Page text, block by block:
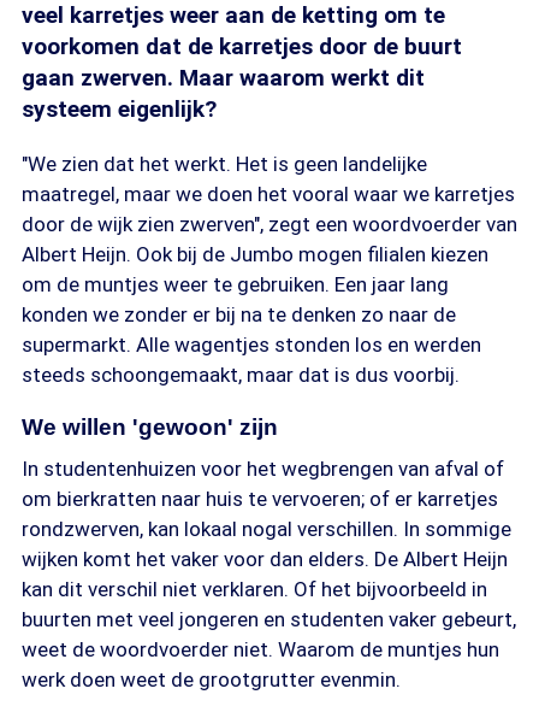
veel karretjes weer aan de ketting om te
voorkomen dat de karretjes door de buurt
gaan zwerven. Maar waarom werkt dit
systeem eigenlijk?
"We zien dat het werkt. Het is geen landelijke
maatregel, maar we doen het vooral waar we karretjes
door de wijk zien zwerven", zegt een woordvoerder van
Albert Heijn. Ook bij de Jumbo mogen filialen kiezen
om de muntjes weer te gebruiken. Een jaar lang
konden we zonder er bij na te denken zo naar de
supermarkt. Alle wagentjes stonden los en werden
steeds schoongemaakt, maar dat is dus voorbij.
We willen 'gewoon' zijn
In studentenhuizen voor het wegbrengen van afval of
om bierkratten naar huis te vervoeren; of er karretjes
rondzwerven, kan lokaal nogal verschillen. In sommige
wijken komt het vaker voor dan elders. De Albert Heijn
kan dit verschil niet verklaren. Of het bijvoorbeeld in
buurten met veel jongeren en studenten vaker gebeurt,
weet de woordvoerder niet. Waarom de muntjes hun
werk doen weet de grootgrutter evenmin.